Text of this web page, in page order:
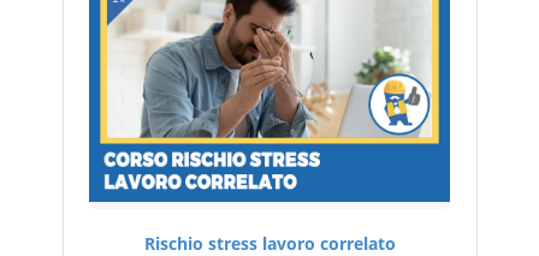
Rischio stress lavoro correlato